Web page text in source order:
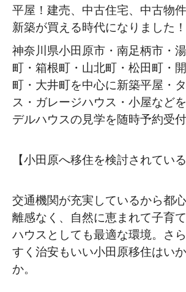
平屋！建売、中古住宅、中古物
新築が買える時代になりました！
神奈川県小田原市・南足柄市・
町・箱根町・山北町・松田町・
町・大井町を中心に新築平屋・
ス・ガレージハウス・小屋など
デルハウスの見学を随時予約受付
【小田原へ移住を検討されている
交通機関が充実しているから都
離感なく、自然に恵まれて子育
ハウスとしても最適な環境。さ
すく治安もいい小田原移住はい
か。